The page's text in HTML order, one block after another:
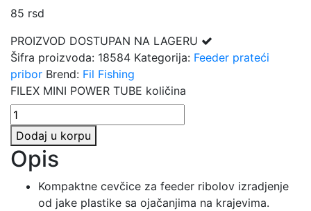
85 rsd
PROIZVOD DOSTUPAN NA LAGERU
Šifra proizvoda: 18584 Kategorija: Feeder prateći
pribor Brend: Fil Fishing
FILEX MINI POWER TUBE količina
Dodaj u korpu
Opis
Kompaktne cevčice za feeder ribolov izradjenje
od jake plastike sa ojačanjima na krajevima.